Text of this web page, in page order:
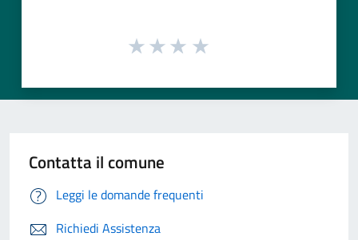
Contatta il comune
Leggi le domande frequenti
Richiedi Assistenza